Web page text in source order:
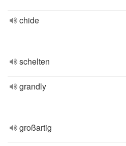
chide
schelten
grandly
großartig